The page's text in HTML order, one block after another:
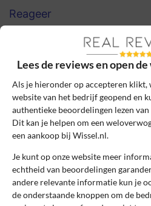
Reageer
16 februari
Beoordeling: 10
Heel handig
Echt ontzettend handig
dus helemaal top.
Lees de reviews en open
Als je hieronder op accepteren
website van het bedrijf geopend en
authentieke beoordelingen lezen
Dit kan je helpen om een
een aankoop bij Wissel.nl.
Je kunt op onze website meer
echtheid van beoordelingen
andere relevante informatie kun je
de onderstaande knoppen om de